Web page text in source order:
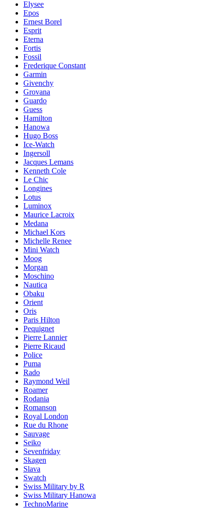
Elysee
Epos
Ernest Borel
Esprit
Eterna
Fortis
Fossil
Frederique Constant
Garmin
Givenchy
Grovana
Guardo
Guess
Hamilton
Hanowa
Hugo Boss
Ice-Watch
Ingersoll
Jacques Lemans
Kenneth Cole
Le Chic
Longines
Lotus
Luminox
Maurice Lacroix
Medana
Michael Kors
Michelle Renee
Mini Watch
Moog
Morgan
Moschino
Nautica
Obaku
Orient
Oris
Paris Hilton
Pequignet
Pierre Lannier
Pierre Ricaud
Police
Puma
Rado
Raymond Weil
Roamer
Rodania
Romanson
Royal London
Rue du Rhone
Sauvage
Seiko
Sevenfriday
Skagen
Slava
Swatch
Swiss Military by R
Swiss Military Hanowa
TechnoMarine